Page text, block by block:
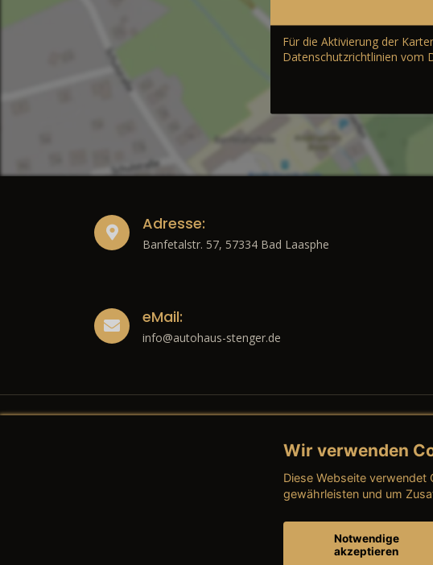
Für die Aktivierung der
Datenschutzrichtlinien vom
Adresse:
Banfetalstr. 57, 57334 Bad Laasphe
eMail:
info@autohaus-stenger.de
Rechtliches
→ Impressum
Wir verwenden
Diese Webseite verwendet
gewährleisten und um
Notwendige
akzeptieren